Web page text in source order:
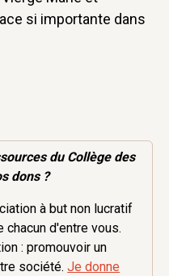
si importante dans
du Collège des
dons ?
à but non lucratif
d'entre vous.
: promouvoir un
société.Je donne